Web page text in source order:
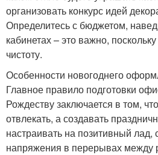
организовать конкурс идей
Определитесь с бюджетом,
кабинетах – это важно,
чистоту.
Особенности новогоднего
Главное правило подготовки
Рождеству заключается в том,
отвлекать, а создавать
настраивать на позитивный лад,
напряжения в перерывах между